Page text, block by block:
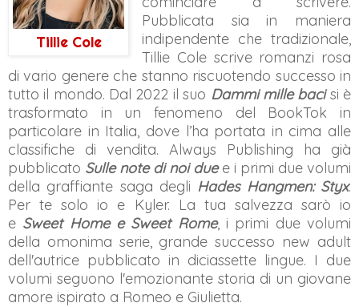
Tillie Cole
Pubblicata sia in maniera
indipendente che tradizionale,
Tillie Cole scrive romanzi rosa
di vario genere che stanno riscuotendo successo in
tutto il mondo. Dal 2022 il suo Dammi mille bacisi è
trasformato in un fenomeno del BookTok in
particolare in Italia, dove l’ha portata in cima alle
classifiche di vendita. Always Publishing ha già
pubblicato Sulle note di noi duee i primi due volumi
della graffiante saga degli Hades Hangmen: Styx.
Per te solo io e Kyler. La tua salvezza sarò io
e Sweet Home e Sweet Rome, i primi due volumi
della omonima serie, grande successo new adult
dell'autrice pubblicato in diciassette lingue. I due
volumi seguono l'emozionante storia di un giovane
amore ispirato a Romeo e Giulietta.